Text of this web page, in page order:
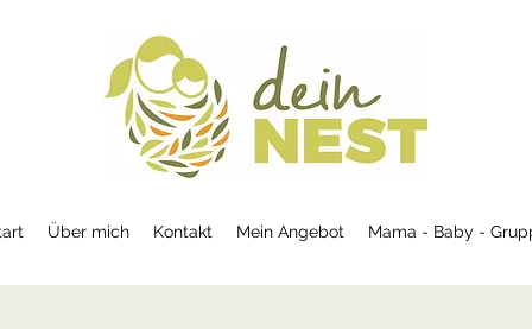
Über mich Kontakt Mein Angebot Mama - Baby -